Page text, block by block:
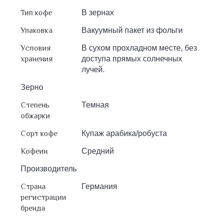
Тип кофе В зернах
Упаковка Вакуумный пакет из фольги
Условия
хранения
В сухом прохладном месте, без
доступа прямых солнечных
лучей.
Зерно
Степень
обжарки
Темная
Сорт кофе Купаж арабика/робуста
Кофеин Средний
Производитель
Страна
регистрации
бренда
Германия